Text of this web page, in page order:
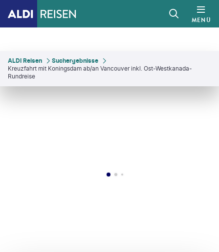
MENÜ
ALDI Reisen
Suchergebnisse
Kreuzfahrt mit Koningsdam ab/an Vancouver inkl. Ost-Westkanada-
Rundreise